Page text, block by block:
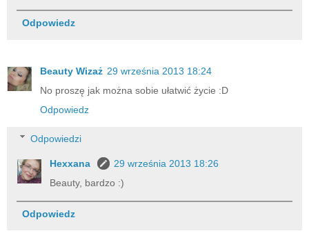
Odpowiedz
Beauty Wizaż 29 września 2013 18:24
No proszę jak można sobie ułatwić życie :D
Odpowiedz
Odpowiedzi
Hexxana
29 września 2013 18:26
Beauty, bardzo :)
Odpowiedz